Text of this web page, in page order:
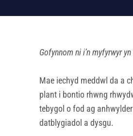
Gofynnom ni i’n myfyrwyr
Mae iechyd meddwl da a
plant i bontio rhwng
tebygol o fod ag
datblygiadol a dysgu.